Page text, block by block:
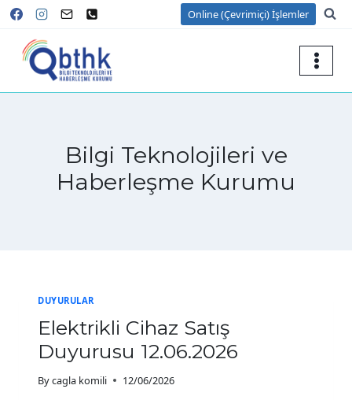
Skip
content
Online (Çevrimiçi) İşlemler
Bilgi Teknolojileri ve
Haberleşme Kurumu
DUYURULAR
Elektrikli Cihaz Satış
Duyurusu 12.06.2026
Bycagla komili 12/06/2026